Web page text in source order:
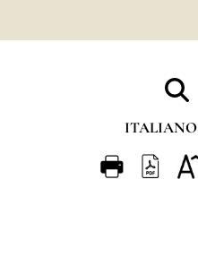
ITALIANO
FRANÇAIS